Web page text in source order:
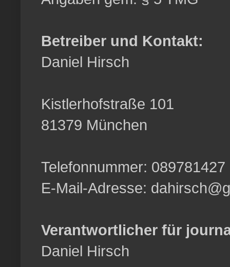
Betreiber und Kontakt:
Daniel Hirsch
Kistlerhofstraße 101
81379 München
Telefonnummer: 089781427
E-Mail-Adresse:
Verantwortlicher für
Daniel Hirsch